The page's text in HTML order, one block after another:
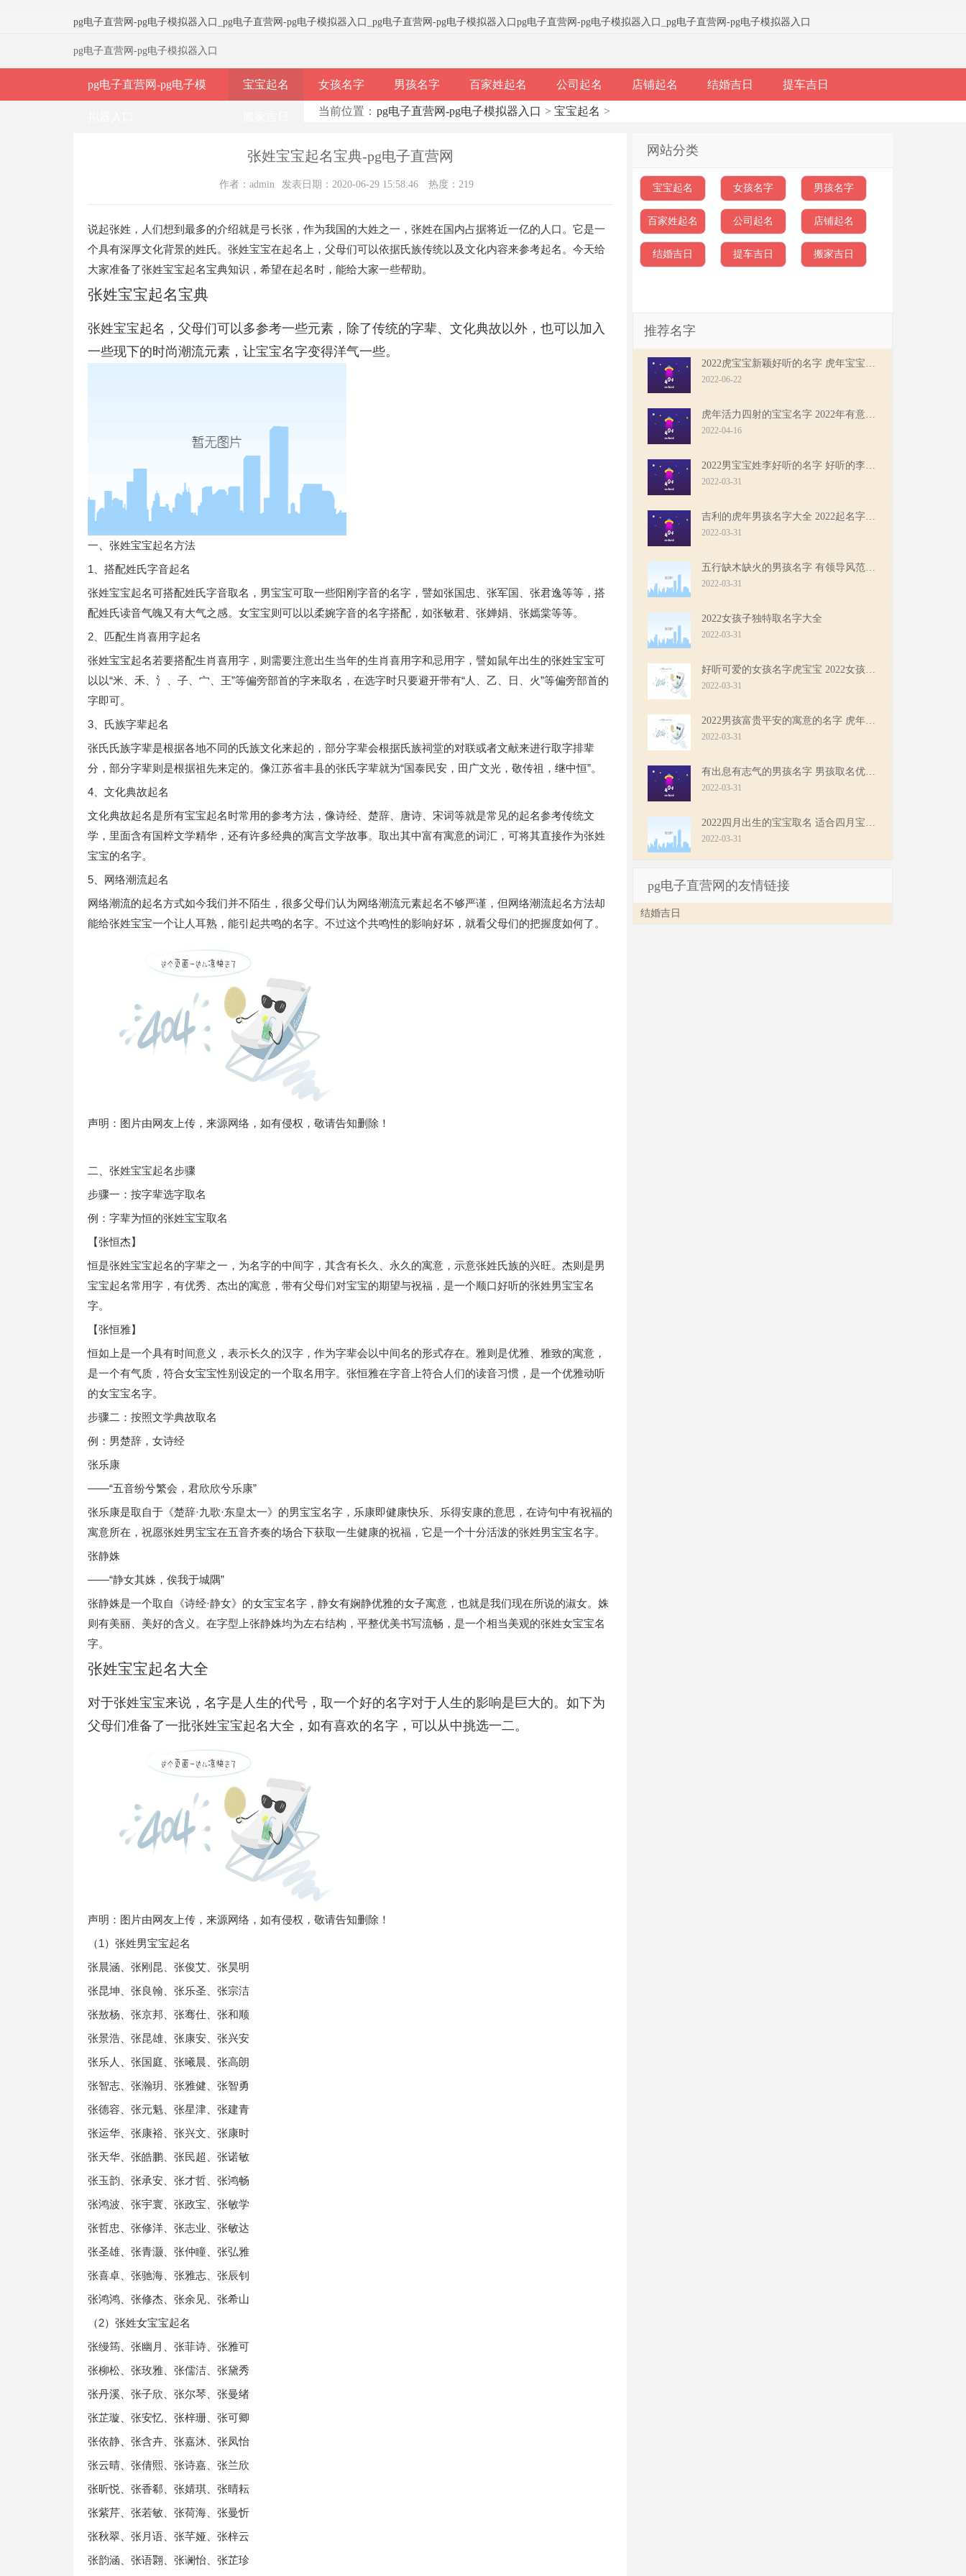
pg电子直营网-pg电子模拟器入口 pg电子直营网-pg电子模拟器入口 pg电子直营网-pg电子模拟器入口 pg电子直营网-pg电子模拟器入口 pg电子直营网-pg电子模拟器入口
pg电子直营网-pg电子模拟器入口
pg电子直营网-pg电子模 宝宝起名 女孩名字 男孩名字 百家姓起名 公司起名 店铺起名 结婚吉日 提车吉日
当前位置： pg电子直营网-pg电子模拟器入口 > 宝宝起名 >
张姓宝宝起名宝典-pg电子直营网
作者：admin 发表日期：2020-06-29 15:58:46 热度：219
说起张姓，人们想到最多的介绍就是弓长张，作为我国的大姓之一，张姓在国内占据将近一亿的人口。它是一
个具有深厚文化背景的姓氏。张姓宝宝在起名上，父母们可以依据氏族传统以及文化内容来参考起名。今天给
大家准备了张姓宝宝起名宝典知识，希望在起名时，能给大家一些帮助。
张姓宝宝起名宝典
张姓宝宝起名，父母们可以多参考一些元素，除了传统的字辈、文化典故以外，也可以加入
一些现下的时尚潮流元素，让宝宝名字变得洋气一些。
一、张姓宝宝起名方法
1、搭配姓氏字音起名
张姓宝宝起名可搭配姓氏字音取名，男宝宝可取一些阳刚字音的名字，譬如张国忠、张军国、张君逸等等，搭
配姓氏读音气魄又有大气之感。女宝宝则可以以柔婉字音的名字搭配，如张敏君、张婵娟、张嫣棠等等。
2、匹配生肖喜用字起名
张姓宝宝起名若要搭配生肖喜用字，则需要注意出生当年的生肖喜用字和忌用字，譬如鼠年出生的张姓宝宝可
以以“米、禾、氵、子、宀、王”等偏旁部首的字来取名，在选字时只要避开带有“人、乙、日、火”等偏旁部首的
字即可。
3、氏族字辈起名
张氏氏族字辈是根据各地不同的氏族文化来起的，部分字辈会根据氏族祠堂的对联或者文献来进行取字排辈
分，部分字辈则是根据祖先来定的。像江苏省丰县的张氏字辈就为“国泰民安，田广文光，敬传祖，继中恒”。
4、文化典故起名
文化典故起名是所有宝宝起名时常用的参考方法，像诗经、楚辞、唐诗、宋词等就是常见的起名参考传统文
学，里面含有国粹文学精华，还有许多经典的寓言文学故事。取出其中富有寓意的词汇，可将其直接作为张姓
宝宝的名字。
5、网络潮流起名
网络潮流的起名方式如今我们并不陌生，很多父母们认为网络潮流元素起名不够严谨，但网络潮流起名方法却
能给张姓宝宝一个让人耳熟，能引起共鸣的名字。不过这个共鸣性的影响好坏，就看父母们的把握度如何了。
声明：图片由网友上传，来源网络，如有侵权，敬请告知删除！
二、张姓宝宝起名步骤
步骤一：按字辈选字取名
例：字辈为恒的张姓宝宝取名
【张恒杰】
恒是张姓宝宝起名的字辈之一，为名字的中间字，其含有长久、永久的寓意，示意张姓氏族的兴旺。杰则是男
宝宝起名常用字，有优秀、杰出的寓意，带有父母们对宝宝的期望与祝福，是一个顺口好听的张姓男宝宝名
字。
【张恒雅】
恒如上是一个具有时间意义，表示长久的汉字，作为字辈会以中间名的形式存在。雅则是优雅、雅致的寓意，
是一个有气质，符合女宝宝性别设定的一个取名用字。张恒雅在字音上符合人们的读音习惯，是一个优雅动听
的女宝宝名字。
步骤二：按照文学典故取名
例：男楚辞，女诗经
张乐康
——“五音纷兮繁会，君欣欣兮乐康”
张乐康是取自于《楚辞·九歌·东皇太一》的男宝宝名字，乐康即健康快乐、乐得安康的意思，在诗句中有祝福的
寓意所在，祝愿张姓男宝宝在五音齐奏的场合下获取一生健康的祝福，它是一个十分活泼的张姓男宝宝名字。
张静姝
——“静女其姝，俟我于城隅”
张静姝是一个取自《诗经·静女》的女宝宝名字，静女有娴静优雅的女子寓意，也就是我们现在所说的淑女。姝
则有美丽、美好的含义。在字型上张静姝均为左右结构，平整优美书写流畅，是一个相当美观的张姓女宝宝名
字。
张姓宝宝起名大全
对于张姓宝宝来说，名字是人生的代号，取一个好的名字对于人生的影响是巨大的。如下为
父母们准备了一批张姓宝宝起名大全，如有喜欢的名字，可以从中挑选一二。
声明：图片由网友上传，来源网络，如有侵权，敬请告知删除！
（1）张姓男宝宝起名
张晨涵、张刚昆、张俊艾、张昊明
张昆坤、张良翰、张乐圣、张宗洁
张敖杨、张京邦、张骞仕、张和顺
张景浩、张昆雄、张康安、张兴安
张乐人、张国庭、张曦晨、张高朗
张智志、张瀚玥、张雅健、张智勇
张德容、张元魁、张星津、张建青
张运华、张康裕、张兴文、张康时
张天华、张皓鹏、张民超、张诺敏
张玉韵、张承安、张才哲、张鸿畅
张鸿波、张宇寰、张政宝、张敏学
张哲忠、张修洋、张志业、张敏达
张圣雄、张青灏、张仲瞳、张弘雅
张喜卓、张驰海、张雅志、张辰钊
张鸿鸿、张修杰、张余见、张希山
（2）张姓女宝宝起名
张缦筠、张幽月、张菲诗、张雅可
张柳松、张玫雅、张儒洁、张黛秀
张丹溪、张子欣、张尔琴、张曼绪
张芷璇、张安忆、张梓珊、张可卿
张依静、张含卉、张嘉沐、张凤怡
张云晴、张倩熙、张诗嘉、张兰欣
张昕悦、张香郗、张婧琪、张晴耘
张紫芹、张若敏、张荷海、张曼忻
张秋翠、张月语、张芊娅、张梓云
张韵涵、张语翾、张谰怡、张芷珍
网站分类
宝宝起名 女孩名字 男孩名字
百家姓起名 公司起名 店铺起名
结婚吉日 提车吉日 搬家吉日
推荐名字
2022-06-22
2022-04-16
2022-03-31
2022-03-31
2022-03-31
2022女孩子独特取名字大全
2022-03-31
2022-03-31
2022-03-31
2022-03-31
2022-03-31
pg电子直营网的友情链接
结婚吉日